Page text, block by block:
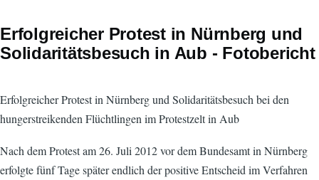
Erfolgreicher Protest in Nürnberg und
Solidaritätsbesuch in Aub - Fotobericht
Erfolgreicher Protest in Nürnberg und Solidaritätsbesuch bei den
hungerstreikenden Flüchtlingen im Protestzelt in Aub
Nach dem Protest am 26. Juli 2012 vor dem Bundesamt in Nürnberg
erfolgte fünf Tage später endlich der positive Entscheid im Verfahren